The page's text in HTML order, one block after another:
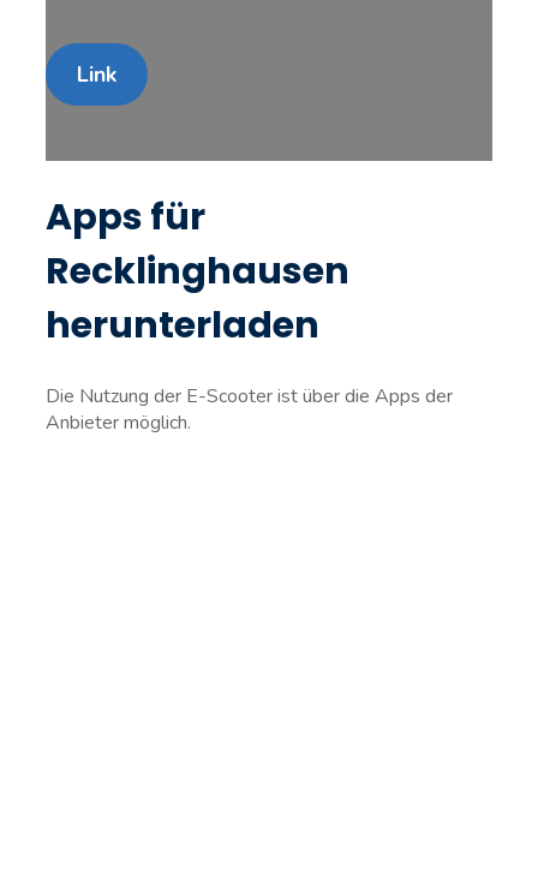
Link
Apps für
Recklinghausen
herunterladen
Die Nutzung der E-Scooter ist über die Apps der
Anbieter möglich.